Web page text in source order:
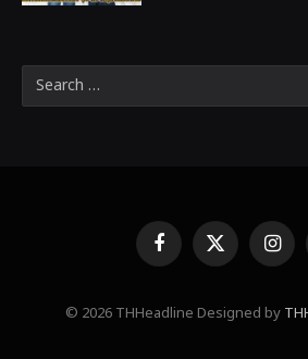
FacebookX
(Twitter)
© 2026 THHeadline Designed by